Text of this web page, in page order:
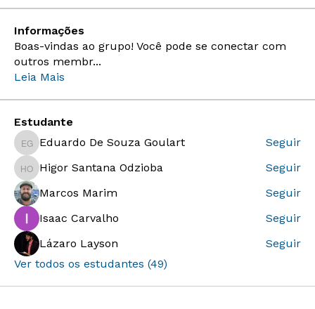
Informações
Boas-vindas ao grupo! Você pode se conectar com
outros membr...
Leia Mais
Estudante
Eduardo De Souza Goulart
Eduardo De Souza Goulart Seguir
Higor Santana Odzioba
Higor Santana Odzioba
Seguir
Marcos Marim
Seguir
Isaac Carvalho
Seguir
Lázaro Layson
Seguir
Ver todos os estudantes (49)